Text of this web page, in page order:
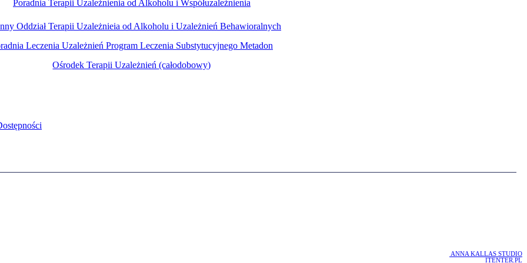
Poradnia Terapii Uzależnienia od Alkoholu i Współuzależnienia
Oddział Terapii Uzależnieia od Alkoholu i Uzależnień Behawioralnych
Leczenia Uzależnień Program Leczenia Substytucyjnego Metadon
Ośrodek Terapii Uzależnień(całodobowy)
ANNA KALLAS STUDIO
ITENTER.PL